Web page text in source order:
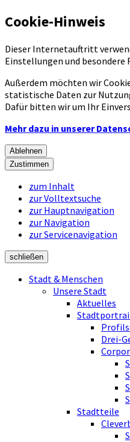
Cookie-Hinweis
Dieser Internetauftritt
Einstellungen und besondere
Außerdem möchten wir
statistische Daten zur
Dafür bitten wir um Ihr
Mehr dazu in unserer
Ablehnen
Zustimmen
zum Inhalt
zur Volltextsuche
zur Hauptnavigation
zur Navigation
zur Servicenavigation
schließen
Stadt & Menschen
Unsere Stadt
Aktuelles
Drei-
Stadtteile